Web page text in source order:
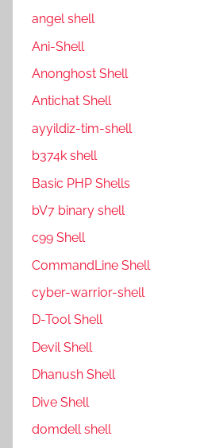
angel shell
Ani-Shell
Anonghost Shell
Antichat Shell
ayyildiz-tim-shell
b374k shell
Basic PHP Shells
bV7 binary shell
c99 Shell
CommandLine Shell
cyber-warrior-shell
D-Tool Shell
Devil Shell
Dhanush Shell
Dive Shell
domdell shell